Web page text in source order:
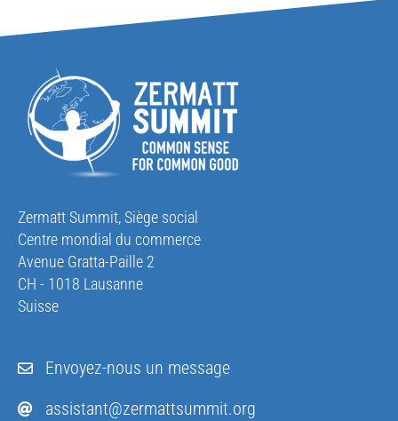
Zermatt Summit, Siège social
Centre mondial du commerce
Avenue Gratta-Paille 2
CH - 1018 Lausanne
Suisse
Envoyez-nous un message
assistant@zermattsummit.org